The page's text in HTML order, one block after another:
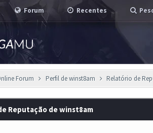
Forum Recentes
Forum Perfil de winst8am Relatório de
Reputação de winst8am